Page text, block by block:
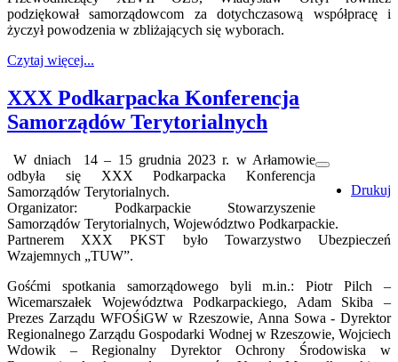
podziękował samorządowcom za dotychczasową współpracę i
życzył powodzenia w zbliżających się wyborach.
Czytaj więcej...
XXX Podkarpacka Konferencja
Samorządów Terytorialnych
Drukuj
W dniach 14 – 15 grudnia 2023 r. w Arłamowie
odbyła się XXX Podkarpacka Konferencja
Samorządów Terytorialnych.
Organizator: Podkarpackie Stowarzyszenie
Samorządów Terytorialnych, Województwo Podkarpackie.
Partnerem XXX PKST było Towarzystwo Ubezpieczeń
Wzajemnych „TUW”.
Gośćmi spotkania samorządowego byli m.in.: Piotr Pilch –
Wicemarszałek Województwa Podkarpackiego, Adam Skiba –
Prezes Zarządu WFOŚiGW w Rzeszowie, Anna Sowa - Dyrektor
Regionalnego Zarządu Gospodarki Wodnej w Rzeszowie, Wojciech
Wdowik – Regionalny Dyrektor Ochrony Środowiska w